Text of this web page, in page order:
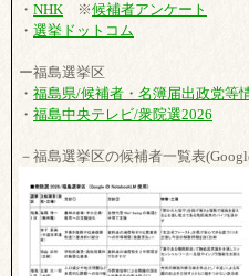
・ NHK ※候補者アンケート
・ 選挙ドットコム
ー福島選挙区
・ 福島県/候補者・名簿届出政党等
・ 福島中央テレビ/衆院選2026
－福島選挙区の候補者一覧表